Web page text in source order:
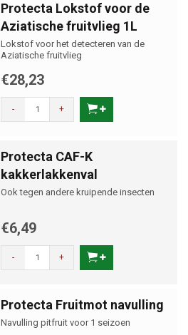
Protecta Lokstof voor de
Aziatische fruitvlieg 1L
Lokstof voor het detecteren van de
Aziatische fruitvlieg
€28,23
- +
Protecta CAF-K
kakkerlakkenval
Ook tegen andere kruipende insecten
€6,49
- +
Protecta Fruitmot navulling
Navulling pitfruit voor 1 seizoen